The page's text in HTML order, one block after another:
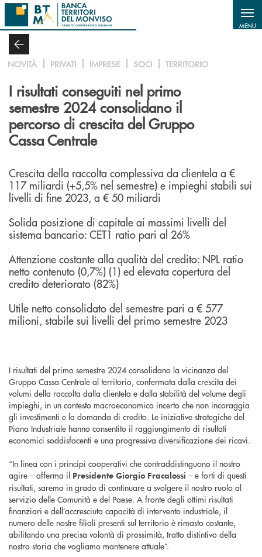
Salta al contenuto principale
MENU
NOVITÀ PRIVATI IMPRESE SOCI TERRITORIO
I risultati conseguiti nel primo
semestre 2024 consolidano il
percorso di crescita del Gruppo
Cassa Centrale
Crescita della raccolta complessiva da clientela a €
117 miliardi (+5,5% nel semestre) e impieghi stabili sui
livelli di fine 2023, a € 50 miliardi
Solida posizione di capitale ai massimi livelli del
sistema bancario: CET1 ratio pari al 26%
Attenzione costante alla qualità del credito: NPL ratio
netto contenuto (0,7%) (1) ed elevata copertura del
credito deteriorato (82%)
Utile netto consolidato del semestre pari a € 577
milioni, stabile sui livelli del primo semestre 2023
I risultati del primo semestre 2024 consolidano la vicinanza del
Gruppo Cassa Centrale al territorio, confermata dalla crescita dei
volumi della raccolta dalla clientela e dalla stabilità del volume degli
impieghi, in un contesto macroeconomico incerto che non incoraggia
gli investimenti e la domanda di credito. Le iniziative strategiche del
Piano Industriale hanno consentito il raggiungimento di risultati
economici soddisfacenti e una progressiva diversificazione dei ricavi.
“In linea con i principi cooperativi che contraddistinguono il nostro
agire – afferma il Presidente Giorgio Fracalossi – e forti di questi
risultati, saremo in grado di continuare a svolgere il nostro ruolo al
servizio delle Comunità e del Paese. A fronte degli ottimi risultati
finanziari e dell’accresciuta capacità di intervento industriale, il
numero delle nostre filiali presenti sul territorio è rimasto costante,
abilitando una precisa volontà di prossimità, tratto distintivo della
nostra storia che vogliamo mantenere attuale”.